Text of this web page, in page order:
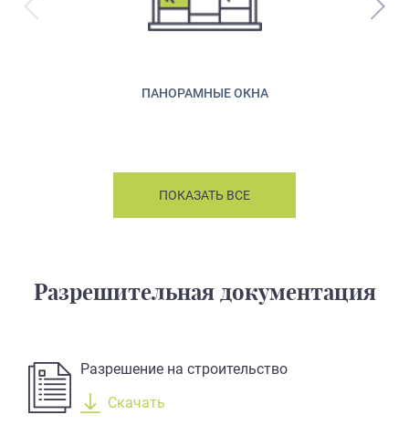
ПАНОРАМНЫЕ ОКНА
ПОКАЗАТЬ ВСЕ
Разрешительная документация
Разрешение на строительство
Скачать